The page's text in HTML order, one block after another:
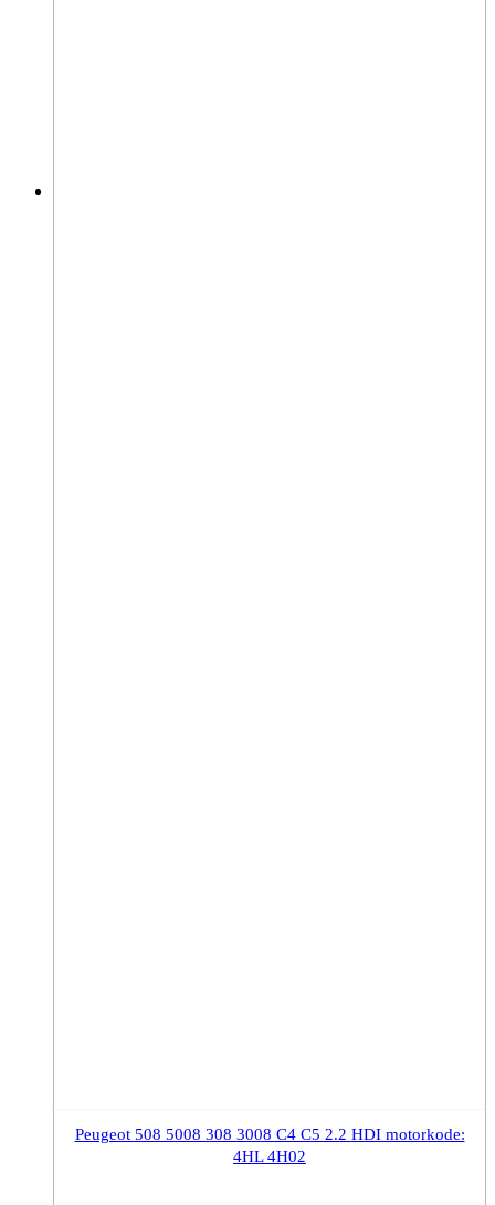
Peugeot 508 5008 308 3008 C4 C5 2.2 HDI motorkode:
4HL 4H02